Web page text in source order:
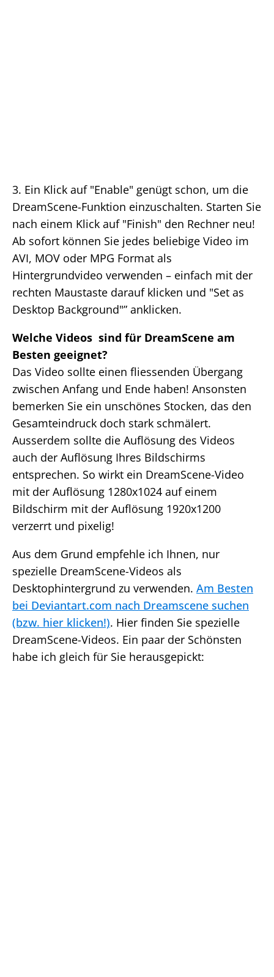
3. Ein Klick auf "Enable" genügt schon, um die
DreamScene-Funktion einzuschalten. Starten Sie
nach einem Klick auf "Finish" den Rechner neu!
Ab sofort können Sie jedes beliebige Video im
AVI, MOV oder MPG Format als
Hintergrundvideo verwenden – einfach mit der
rechten Maustaste darauf klicken und "Set as
Desktop Background"” anklicken.
Welche Videos sind für DreamScene am
Besten geeignet?
Das Video sollte einen fliessenden Übergang
zwischen Anfang und Ende haben! Ansonsten
bemerken Sie ein unschönes Stocken, das den
Gesamteindruck doch stark schmälert.
Ausserdem sollte die Auflösung des Videos
auch der Auflösung Ihres Bildschirms
entsprechen. So wirkt ein DreamScene-Video
mit der Auflösung 1280x1024 auf einem
Bildschirm mit der Auflösung 1920x1200
verzerrt und pixelig!
Aus dem Grund empfehle ich Ihnen, nur
spezielle DreamScene-Videos als
Desktophintergrund zu verwenden. Am Besten
bei Deviantart.com nach Dreamscene suchen
(bzw. hier klicken!). Hier finden Sie spezielle
DreamScene-Videos. Ein paar der Schönsten
habe ich gleich für Sie herausgepickt: